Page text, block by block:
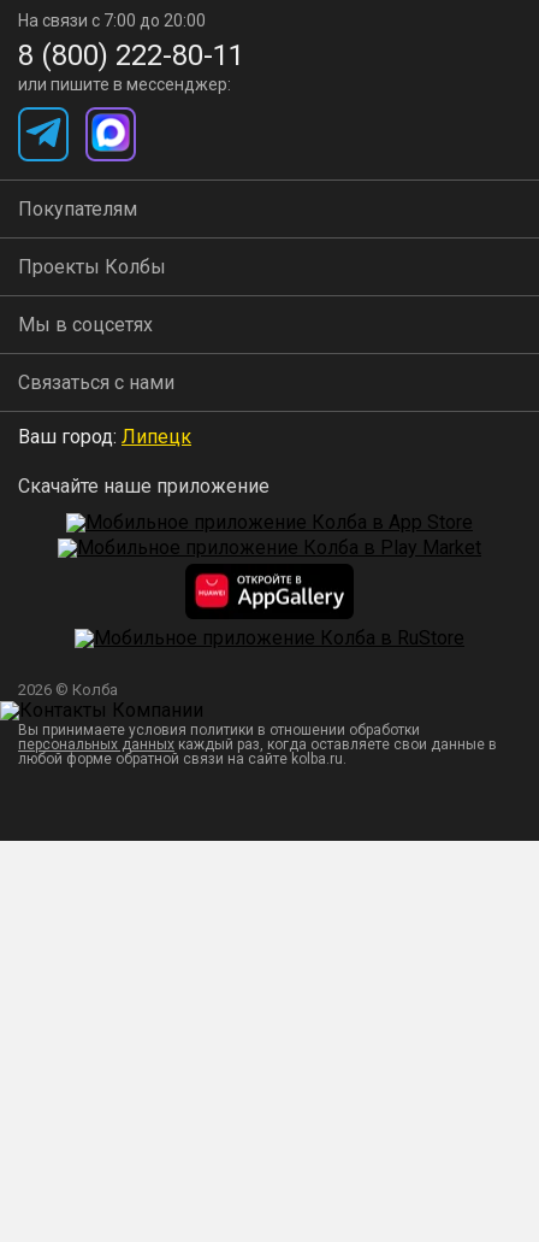
На связи с 7:00 до 20:00
8 (800) 222-80-11
или пишите в мессенджер:
Покупателям
Проекты Колбы
Мы в соцсетях
Связаться с нами
Ваш город: Липецк
Скачайте наше приложение
2026 © Колба
Вы принимаете условия политики в отношении обработки
персональных данных каждый раз, когда оставляете свои данные в
любой форме обратной связи на сайте kolba.ru.